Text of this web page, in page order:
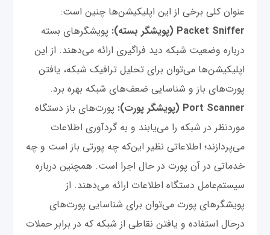
عنوان کلی برخی از این اپلیکیشن‌ها چنین است:
Packet Sniffer (پویشگر بسته):
پویشگرهای بسته
درباره وضعیت شبکه دید فراگیری ارائه می‌دهند. از این
اپلیکیشن‌ها می‌توان برای تحلیل ترافیک شبکه، یافتن
پورت‌های باز و شناسایی ضعف‌های شبکه بهره برد.
Port Scanner (پویشگر پورت):
پورت‌های باز دستگاه
موردنظر در شبکه را می‌یابند و به گردآوری اطلاعات
می‌پردازند؛ اطلاعاتی نظیر این‌که چه پورتی باز است و چه
خدماتی در آن پورت در حال اجرا است. همچنین درباره
سیستم‌عامل دستگاه اطلاعات ارائه می‌دهند. از
پویشگرهای پورت می‌توان برای شناسایی پورت‌های
درحال استفاده و یافتن نقاطی از شبکه که در برابر حملات